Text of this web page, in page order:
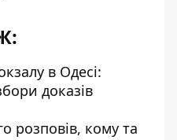
в Одесі:
доказів
розповів, кому та